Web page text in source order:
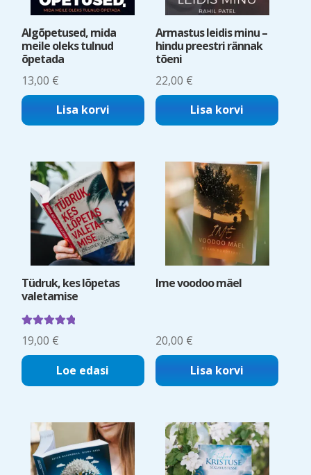
Algõpetused, mida
meile oleks tulnud
õpetada
13,00 €
Lisa korvi
Armastus leidis minu –
hindu preestri rännak
tõeni
22,00 €
Lisa korvi
Tüdruk, kes lõpetas
valetamise
5.00
19,00 €
Loe edasi
Ime voodoo mäel
20,00 €
Lisa korvi